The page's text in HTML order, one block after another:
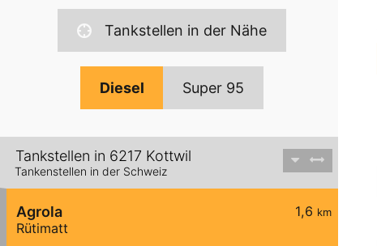
Tankstellen in der Nähe
Diesel Super 95
Tankstellen in 6217 Kottwil
Tankenstellen in der Schweiz
1,6 km
Agrola
Rütimatt